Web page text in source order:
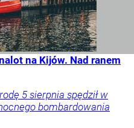
na Kijów. Nad ranem
5 sierpnia spędził w
bombardowania